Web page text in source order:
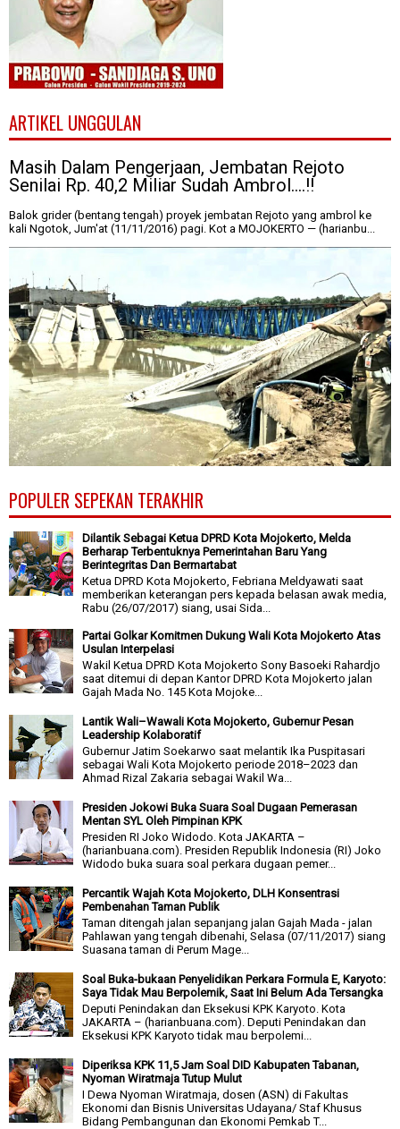
ARTIKEL UNGGULAN
Masih Dalam Pengerjaan, Jembatan Rejoto
Senilai Rp. 40,2 Miliar Sudah Ambrol....!!
Balok grider (bentang tengah) proyek jembatan Rejoto yang ambrol ke
kali Ngotok, Jum'at (11/11/2016) pagi. Kot a MOJOKERTO — (harianbu...
POPULER SEPEKAN TERAKHIR
Dilantik Sebagai Ketua DPRD Kota Mojokerto, Melda
Berharap Terbentuknya Pemerintahan Baru Yang
Berintegritas Dan Bermartabat
Ketua DPRD Kota Mojokerto, Febriana Meldyawati saat
memberikan keterangan pers kepada belasan awak media,
Rabu (26/07/2017) siang, usai Sida...
Partai Golkar Komitmen Dukung Wali Kota Mojokerto Atas
Usulan Interpelasi
Wakil Ketua DPRD Kota Mojokerto Sony Basoeki Rahardjo
saat ditemui di depan Kantor DPRD Kota Mojokerto jalan
Gajah Mada No. 145 Kota Mojoke...
Lantik Wali–Wawali Kota Mojokerto, Gubernur Pesan
Leadership Kolaboratif
Gubernur Jatim Soekarwo saat melantik Ika Puspitasari
sebagai Wali Kota Mojokerto periode 2018–2023 dan
Ahmad Rizal Zakaria sebagai Wakil Wa...
Presiden Jokowi Buka Suara Soal Dugaan Pemerasan
Mentan SYL Oleh Pimpinan KPK
Presiden RI Joko Widodo. Kota JAKARTA –
(harianbuana.com). Presiden Republik Indonesia (RI) Joko
Widodo buka suara soal perkara dugaan pemer...
Percantik Wajah Kota Mojokerto, DLH Konsentrasi
Pembenahan Taman Publik
Taman ditengah jalan sepanjang jalan Gajah Mada - jalan
Pahlawan yang tengah dibenahi, Selasa (07/11/2017) siang
Suasana taman di Perum Mage...
Soal Buka-bukaan Penyelidikan Perkara Formula E, Karyoto:
Saya Tidak Mau Berpolemik, Saat Ini Belum Ada Tersangka
Deputi Penindakan dan Eksekusi KPK Karyoto. Kota
JAKARTA – (harianbuana.com). Deputi Penindakan dan
Eksekusi KPK Karyoto tidak mau berpolemi...
Diperiksa KPK 11,5 Jam Soal DID Kabupaten Tabanan,
Nyoman Wiratmaja Tutup Mulut
I Dewa Nyoman Wiratmaja, dosen (ASN) di Fakultas
Ekonomi dan Bisnis Universitas Udayana/ Staf Khusus
Bidang Pembangunan dan Ekonomi Pemkab T...